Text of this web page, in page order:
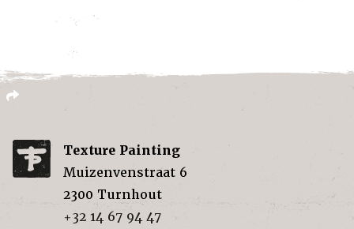
Texture Painting
Muizenvenstraat 6
2300 Turnhout
+32 14 67 94 47